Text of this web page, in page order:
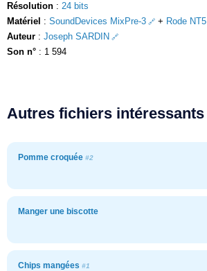
Résolution : 24 bits
Matériel : SoundDevices MixPre-3 + Rode NT5
Auteur : Joseph SARDIN
Son n° : 1 594
Autres fichiers intéressants
Pomme croquée #2
Manger une biscotte
Chips mangées #1